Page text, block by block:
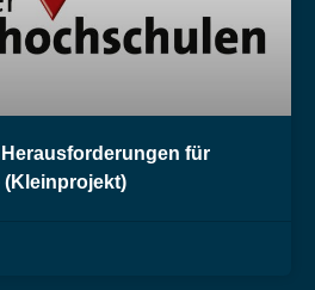
für
(Kleinprojekt)